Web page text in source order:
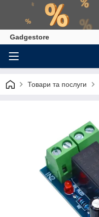
Gadgestore
Товари та послуги